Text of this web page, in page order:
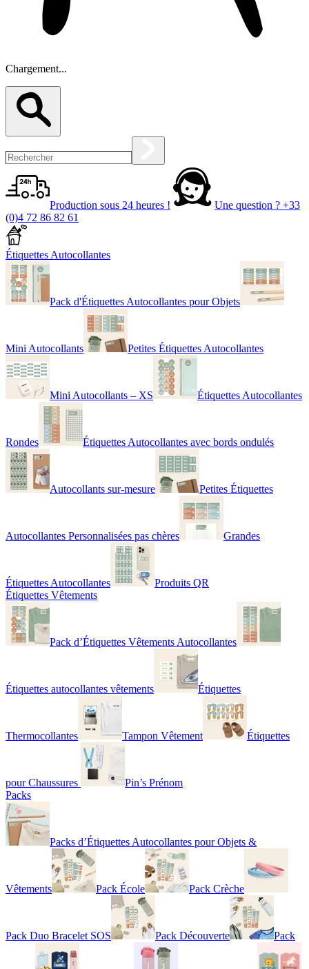
Chargement...
Production sous 24 heures ! Une question ? +33
(0)4 72 86 82 61
Étiquettes Autocollantes
Pack d'Étiquettes Autocollantes pour Objets
Mini Autocollants Petites Étiquettes Autocollantes
Mini Autocollants – XS Étiquettes Autocollantes
Rondes Étiquettes Autocollantes avec bords ondulés
Autocollants sur-mesure Petites Étiquettes
Autocollantes Personnalisées pas chères Grandes
Étiquettes Autocollantes
Produits QR
Étiquettes Vêtements
Pack d’Étiquettes Vêtements Autocollantes
Étiquettes autocollantes vêtements Étiquettes
Thermocollantes Tampon Vêtement Étiquettes
pour Chaussures
Pin’s Prénom
Packs
Packs d’Étiquettes Autocollantes pour Objets &
Vêtements Pack École Pack Crèche
Pack Duo Bracelet SOS Pack Découverte Pack